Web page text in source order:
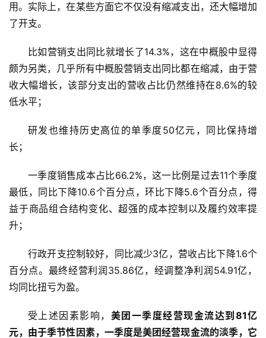
用。实际上，在某些方面它不仅没有缩减支出，还大幅增加
了开支。
比如营销支出同比就增长了14.3%，这在中概股中显得
颇为另类，几乎所有中概股营销支出同比都在缩减，由于营
收大幅增长，该部分支出的营收占比仍然维持在8.6%的较
低水平；
研发也维持历史高位的单季度50亿元，同比保持增
长；
一季度销售成本占比66.2%，这一比例是过去11个季度
最低，同比下降10.6个百分点，环比下降5.6个百分点，得
益于商品组合结构变化、超强的成本控制以及履约效率提
升；
行政开支控制较好，同比减少3亿，营收占比下降1.6个
百分点。最终经营利润35.86亿，经调整净利润54.91亿，
均同比扭亏为盈。
受上述因素影响， 美团一季度经营现金流达到81亿
元，由于季节性因素，一季度是美团经营现金流的淡季，它